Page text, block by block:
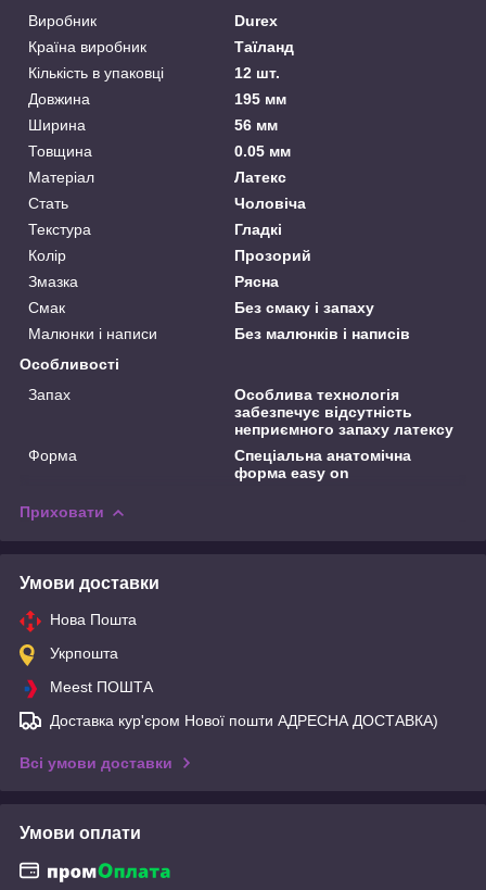
Виробник
Durex
Країна виробник
Таїланд
Кількість в упаковці
12 шт.
Довжина
195 мм
Ширина
56 мм
Товщина
0.05 мм
Матеріал
Латекс
Стать
Чоловіча
Текстура
Гладкі
Колір
Прозорий
Змазка
Рясна
Смак
Без смаку і запаху
Малюнки і написи
Без малюнків і написів
Особливості
Запах
Особлива технологія
забезпечує відсутність
неприємного запаху латексу
Форма
Спеціальна анатомічна
форма easy on
Приховати
Умови доставки
Нова Пошта
Укрпошта
Meest ПОШТА
Доставка кур'єром Нової пошти АДРЕСНА ДОСТАВКА)
Всі умови доставки
Умови оплати